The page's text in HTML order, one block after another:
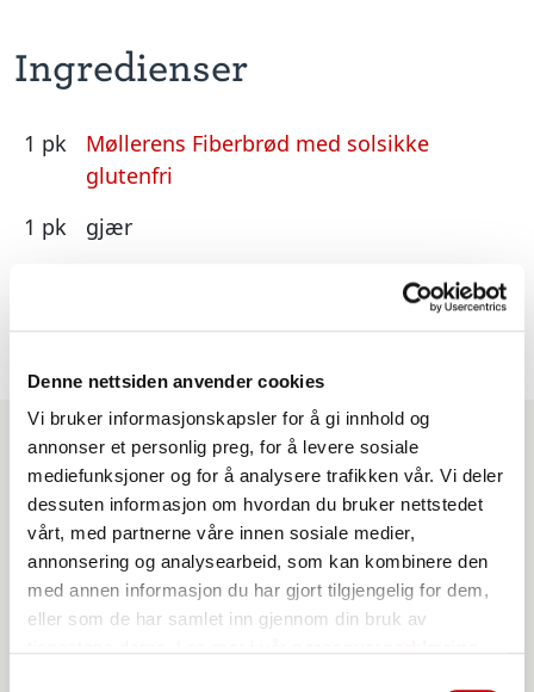
Denne nettsiden anvender cookies
Vi bruker informasjonskapsler for å gi innhold og
annonser et personlig preg, for å levere sosiale
mediefunksjoner og for å analysere trafikken vår. Vi deler
dessuten informasjon om hvordan du bruker nettstedet
vårt, med partnerne våre innen sosiale medier,
annonsering og analysearbeid, som kan kombinere den
med annen informasjon du har gjort tilgjengelig for dem,
eller som de har samlet inn gjennom din bruk av
Ingredienser
1 pk
Møllerens Fiberbrød med solsikke
glutenfri
1 pk
gjær
Produkter du kan benytte
til denne oppskriften